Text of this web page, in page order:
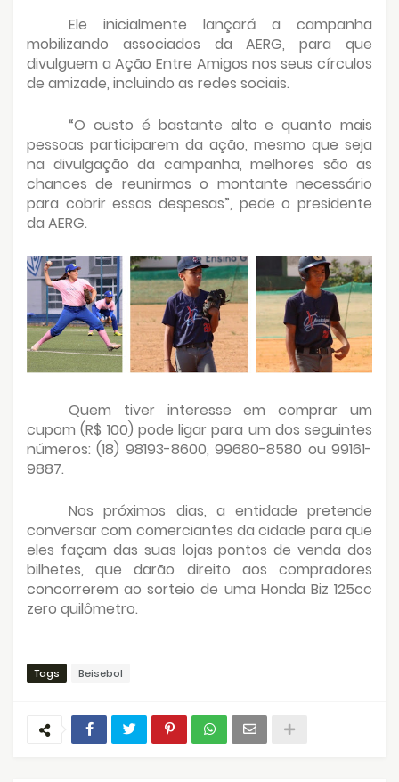
Ele inicialmente lançará a campanha
mobilizando associados da AERG, para que
divulguem a Ação Entre Amigos nos seus círculos
de amizade, incluindo as redes sociais.
“O custo é bastante alto e quanto mais
pessoas participarem da ação, mesmo que seja
na divulgação da campanha, melhores são as
chances de reunirmos o montante necessário
para cobrir essas despesas”, pede o presidente
da AERG.
Quem tiver interesse em comprar um
cupom (R$ 100) pode ligar para um dos seguintes
números: (18) 98193-8600, 99680-8580 ou 99161-
9887.
Nos próximos dias, a entidade pretende
conversar com comerciantes da cidade para que
eles façam das suas lojas pontos de venda dos
bilhetes, que darão direito aos compradores
concorrerem ao sorteio de uma Honda Biz 125cc
zero quilômetro.
Tags Beisebol